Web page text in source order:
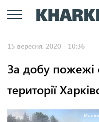
15 вересня, 2020 - 10:36
За добу пожежі
території